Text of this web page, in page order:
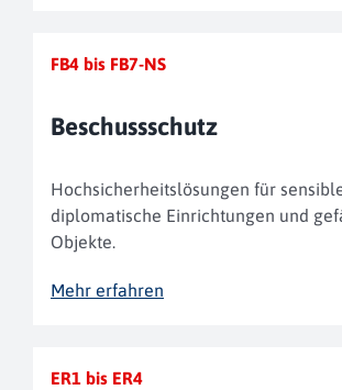
FB4 bis FB7-NS
Beschuss­schutz
Hochsicherheits­lösungen für
diplom­atische Einrichtungen und
Objekte.
Mehr erfahren
ER1 bis ER4